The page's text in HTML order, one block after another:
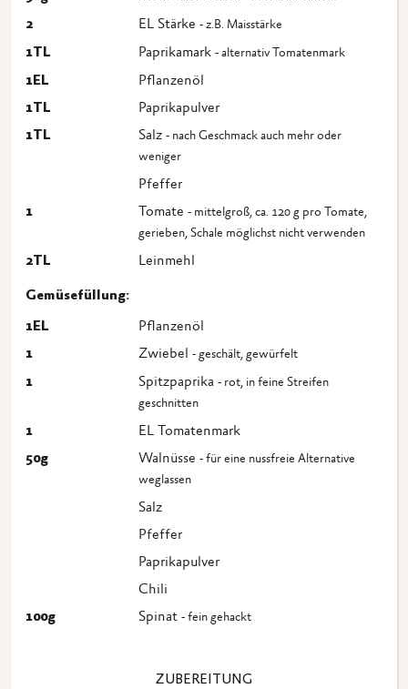
2 EL Stärke - z.B. Maisstärke
1TL Paprikamark - alternativ Tomatenmark
1EL
Pflanzenöl
1TL
Paprikapulver
1TL Salz - nach Geschmack auch mehr oder
weniger
Pfeffer
1
Tomate - mittelgroß, ca. 120 g pro Tomate,
gerieben, Schale möglichst nicht verwenden
2TL Leinmehl
Gemüsefüllung:
1EL
Pflanzenöl
1
Zwiebel - geschält, gewürfelt
1 Spitzpaprika - rot, in feine Streifen
geschnitten
1
EL Tomatenmark
50g Walnüsse - für eine nussfreie Alternative
weglassen
Salz
Pfeffer
Paprikapulver
Chili
100g Spinat - fein gehackt
ZUBEREITUNG